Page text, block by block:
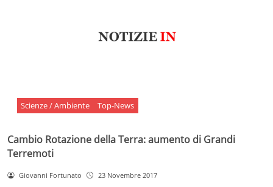
Scienze / Ambiente Top-News
Cambio Rotazione della Terra: aumento di Grandi
Terremoti
Giovanni Fortunato 23 Novembre 2017